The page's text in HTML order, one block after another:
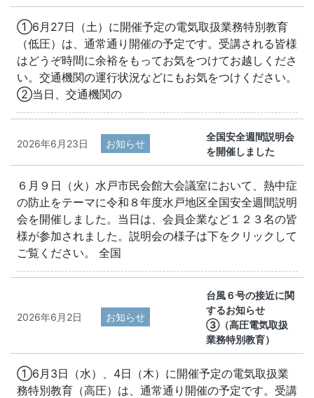
①6月27日（土）に開催予定の電気取扱業務特別教育
（低圧）は、通常通り開催の予定です。受講される皆様
はどうぞ時間に余裕をもってお気をつけてお越しくださ
い。交通機関の運行状況などにもお気をつけください。
②当日、交通機関の
2026年6月23日 お知らせ
全国安全週間説明会
を開催しました
６月９日（火）水戸市民会館大会議室において、熱中症
の防止をテーマに令和８年度水戸地区全国安全週間説明
会を開催しました。当日は、会員企業など１２３名の皆
様が参加されました。説明会の様子は下をクリックして
ご覧ください。 全国
2026年6月2日 お知らせ
台風６号の接近に関
するお知らせ
③（高圧電気取扱
業務特別教育）
①6月3日（水）、4日（木）に開催予定の電気取扱業
務特別教育（高圧）は、通常通り開催の予定です。受講